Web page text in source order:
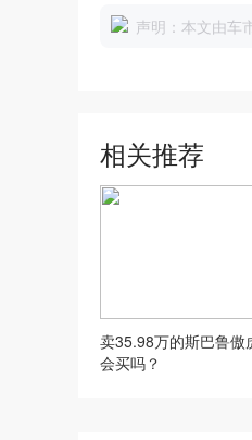
声明：本文由车
相关推荐
卖35.98万的斯巴鲁傲
会买吗？